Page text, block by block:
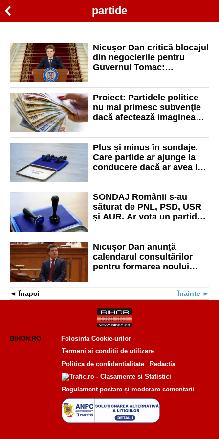
partide
Nicușor Dan critică blocajul
din negocierile pentru
Guvernul Tomac:
calculeze alegeri viitoare”
Proiect: Partidele politice
nu mai primesc subvenţie
dacă afectează imaginea
Plus și minus în sondaje.
Care partide ar ajunge la
conducere dacă ar avea loc
SONDAJ Românii s-au
săturat de PNL, PSD, USR
și AUR. Ar vota un partid
Nicușor Dan anunță
calendarul consultărilor
pentru formarea noului
Înapoi Înainte
BIHON.RO
Folosinta Cookie-urilor
Termeni si conditii de utilizare
Politica de confidentialitate
Redactia
Regulament postare și moderare comentarii